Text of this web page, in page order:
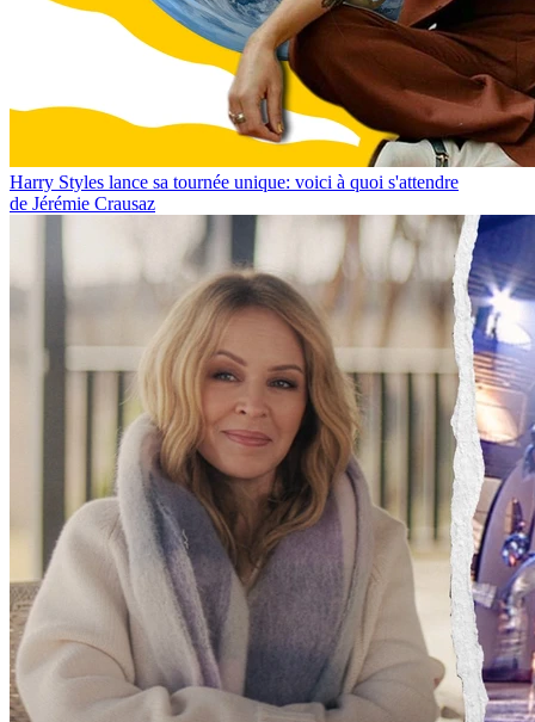
Harry Styles lance sa tournée unique: voici à quoi s'attendre
de Jérémie Crausaz